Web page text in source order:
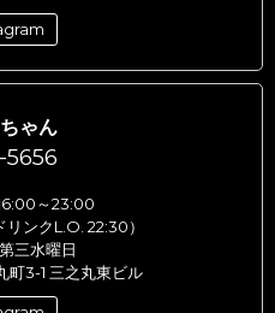
ゃん
～23:00
リンクL.O. 22:30）
三水曜日
町3-1 三之丸東ビル